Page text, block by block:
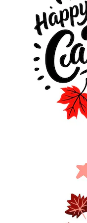
La plataforma
trabajo. Más
entre
estudios.
Español
Copyright ©